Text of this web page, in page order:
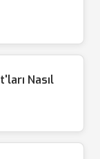
Nasıl